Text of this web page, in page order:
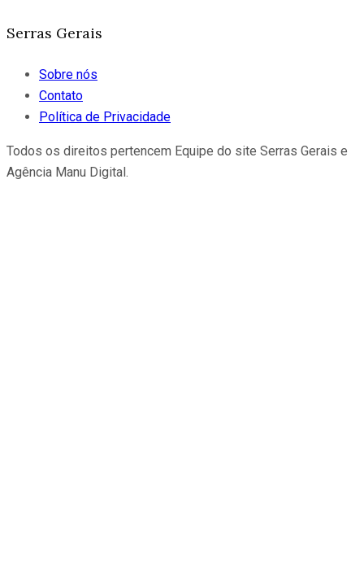
Serras Gerais
Sobre nós
Contato
Política de Privacidade
Todos os direitos pertencem Equipe do site Serras Gerais e
Agência Manu Digital.